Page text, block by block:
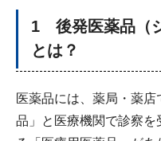
1 後発医薬品（
とは？
医薬品には、薬局・薬
品」と医療機関で診察